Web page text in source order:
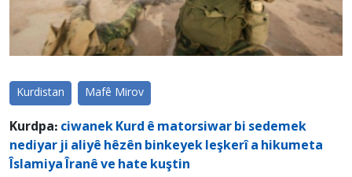
Kurdistan Mafê Mirov
Kurdpa: ciwanek Kurd ê matorsiwar bi sedemek
nediyar ji aliyê hêzên binkeyek leşkerî a hikumeta
Îslamiya Îranê ve hate kuştin